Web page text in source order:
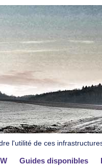
l'utilité de ces
Guides disponibles